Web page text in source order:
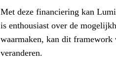
Met deze financiering kan
is enthousiast over de
waarmaken, kan dit framework
veranderen.